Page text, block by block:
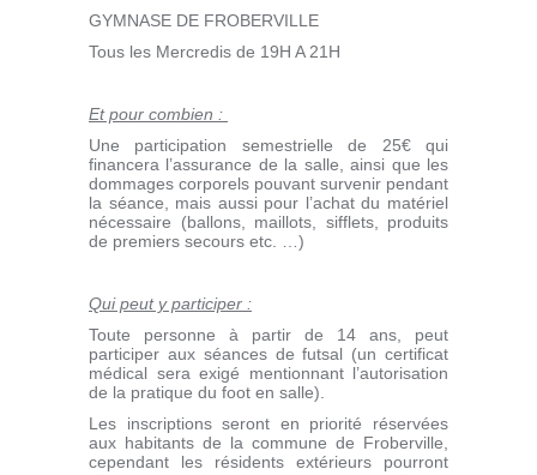
GYMNASE DE FROBERVILLE
Tous les Mercredis de 19H A 21H
Et pour combien :
Une participation semestrielle de 25€ qui
financera l’assurance de la salle, ainsi que les
dommages corporels pouvant survenir pendant
la séance, mais aussi pour l’achat du matériel
nécessaire (ballons, maillots, sifflets, produits
de premiers secours etc. …)
Qui peut y participer :
Toute personne à partir de 14 ans, peut
participer aux séances de futsal (un certificat
médical sera exigé mentionnant l’autorisation
de la pratique du foot en salle).
Les inscriptions seront en priorité réservées
aux habitants de la commune de Froberville,
cependant les résidents extérieurs pourront